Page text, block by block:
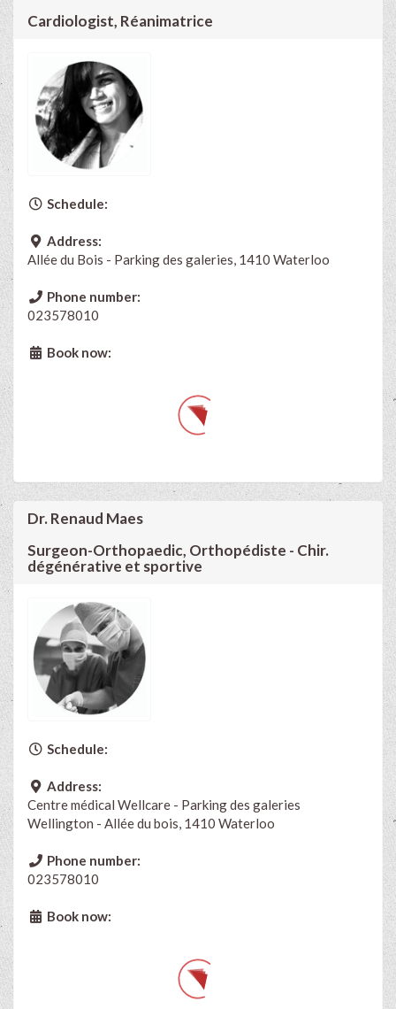
Cardiologist, Réanimatrice
Schedule:
Address:
Allée du Bois - Parking des galeries, 1410 Waterloo
Phone number:
023578010
Book now:
Dr. Renaud Maes
Surgeon-Orthopaedic, Orthopédiste - Chir.
dégénérative et sportive
Schedule:
Address:
Centre médical Wellcare - Parking des galeries
Wellington - Allée du bois, 1410 Waterloo
Phone number:
023578010
Book now: